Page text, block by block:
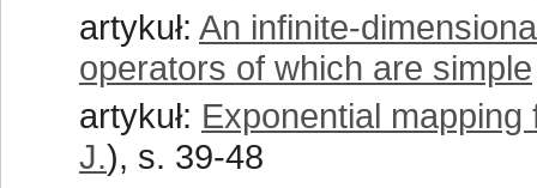
artykuł: An infinite-
operators of which are simple
artykuł: Exponential
J.), s. 39-48